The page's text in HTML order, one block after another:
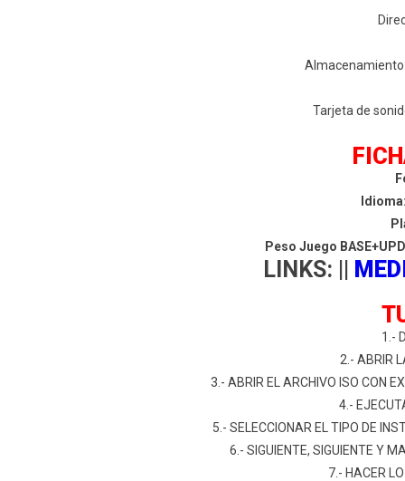
Tarjeta de
Idioma:
Peso Juego
LINKS:
1.-
2.- ABRIR
3.- ABRIR EL ARCHIVO ISO CON
4.-
5.- SELECCIONAR EL TIPO DE
6.- SIGUIENTE, SIGUIENTE Y
7.- HACER